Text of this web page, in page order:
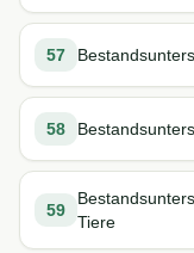
57
58
59
Tiere